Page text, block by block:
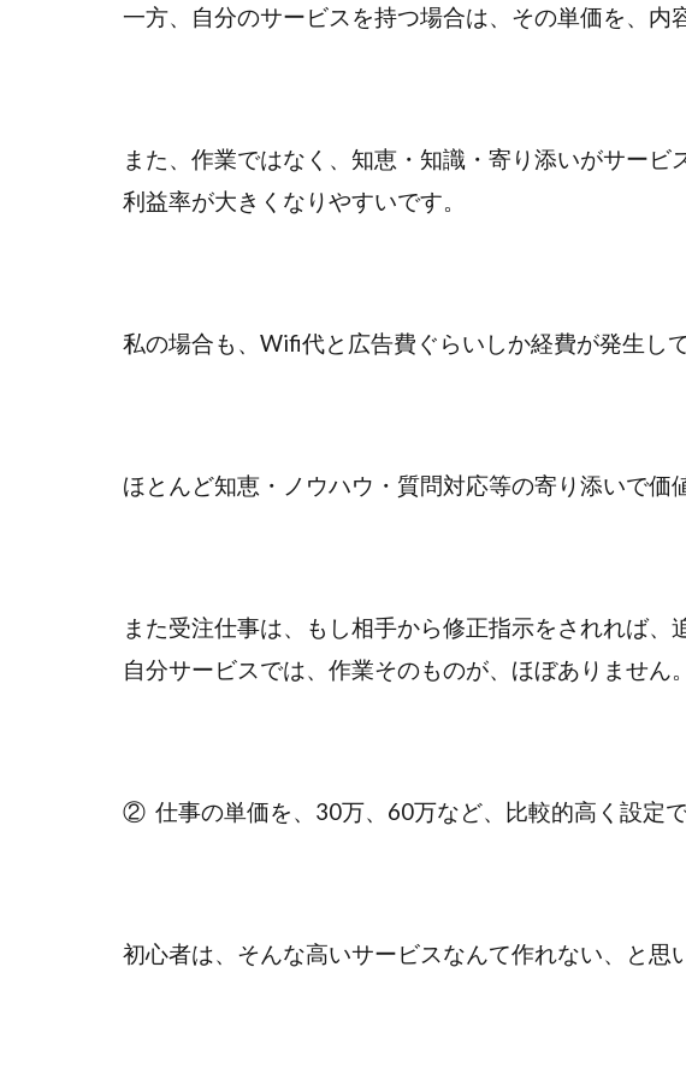
一方、自分のサービスを持つ場合は、その単価を、内
また、作業ではなく、知恵・知識・寄り添いがサービ
利益率が大きくなりやすいです。
私の場合も、Wifi代と広告費ぐらいしか経費が発生し
ほとんど知恵・ノウハウ・質問対応等の寄り添いで価
また受注仕事は、もし相手から修正指示をされれば、
自分サービスでは、作業そのものが、ほぼありません。
② 仕事の単価を、30万、60万など、比較的高く設定
初心者は、そんな高いサービスなんて作れない、と思